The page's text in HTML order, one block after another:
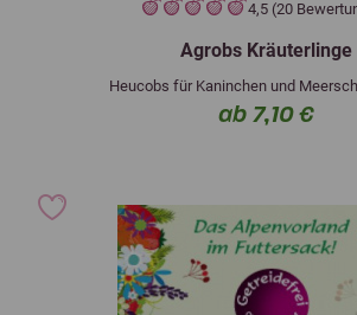
4,5 (20
Agrobs Kräuterlinge
Heucobs für Kaninchen und
ab 7,10 €